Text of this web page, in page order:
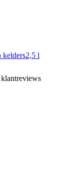
kelders2,5 l